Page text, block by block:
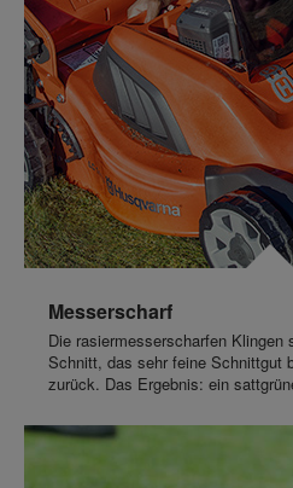
Messerscharf
Die rasiermesserscharfen Klingen
Schnitt, das sehr feine Schnittgut
zurück. Das Ergebnis: ein